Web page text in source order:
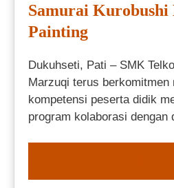
Samurai Kurobushi
Painting
Dukuhseti, Pati – SMK
Marzuqi terus berkomitmen
kompetensi peserta didik
program kolaborasi dengan